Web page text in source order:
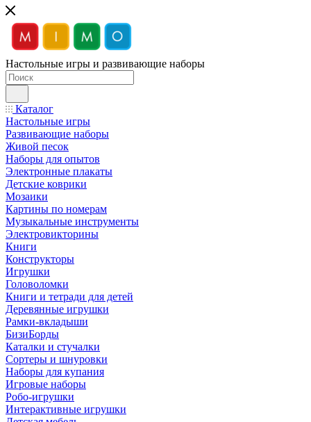
Настольные игры и развивающие наборы
Каталог
Настольные игры
Развивающие наборы
Живой песок
Наборы для опытов
Электронные плакаты
Детские коврики
Мозаики
Картины по номерам
Музыкальные инструменты
Электровикторины
Книги
Конструкторы
Игрушки
Головоломки
Книги и тетради для детей
Деревянные игрушки
Рамки-вкладыши
БизиБорды
Каталки и стучалки
Сортеры и шнуровки
Наборы для купания
Игровые наборы
Робо-игрушки
Интерактивные игрушки